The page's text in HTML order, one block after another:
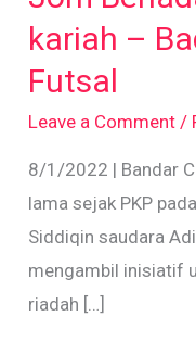
kariah –
Futsal
Leave a Comment /
8/1/2022 | Bandar
lama sejak PKP
Siddiqin saudara
mengambil inisiatif
riadah […]
untuk
–
Badminton
dan
Futsal